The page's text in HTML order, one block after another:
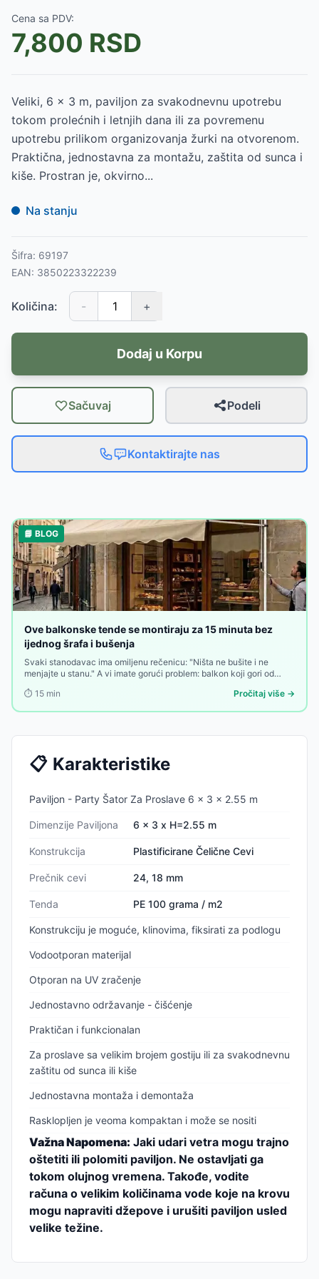
Cena sa PDV:
7,800 RSD
Veliki, 6 x 3 m, paviljon za svakodnevnu upotrebu
tokom prolećnih i letnjih dana ili za povremenu
upotrebu prilikom organizovanja žurki na otvorenom.
Praktična, jednostavna za montažu, zaštita od sunca i
kiše. Prostran je, okvirno...
Na stanju
Šifra: 69197
EAN: 3850223322239
Količina: - +
Dodaj u Korpu
Sačuvaj Podeli
Kontaktirajte nas
📘 BLOG
Ove balkonske tende se montiraju za 15 minuta bez
ijednog šrafa i bušenja
Svaki stanodavac ima omiljenu rečenicu: "Ništa ne bušite i ne
menjajte u stanu." A vi imate gorući problem: balkon koji gori od
privatnosti, bez zaštite. Rešenje postoji — ali ako ga traži bušenje
⏱️ 15 min Pročitaj više →
📋 Karakteristike
Paviljon - Party Šator Za Proslave 6 x 3 x 2.55 m
Dimenzije Paviljona 6 x 3 x H=2.55 m
Konstrukcija Plastificirane Čelične Cevi
Prečnik cevi 24, 18 mm
Tenda PE 100 grama / m2
Konstrukciju je moguće, klinovima, fiksirati za podlogu
Vodootporan materijal
Otporan na UV zračenje
Jednostavno održavanje - čišćenje
Praktičan i funkcionalan
Za proslave sa velikim brojem gostiju ili za svakodnevnu
zaštitu od sunca ili kiše
Jednostavna montaža i demontaža
Rasklopljen je veoma kompaktan i može se nositi
Važna Napomena: Jaki udari vetra mogu trajno
oštetiti ili polomiti paviljon. Ne ostavljati ga
tokom olujnog vremena. Takođe, vodite
računa o velikim količinama vode koje na krovu
mogu napraviti džepove i urušiti paviljon usled
velike težine.